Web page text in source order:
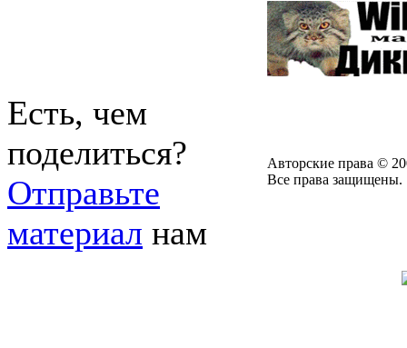
Есть, чем
поделиться?
Отправьте
материал нам
Авторские права ©
Все права защищены.